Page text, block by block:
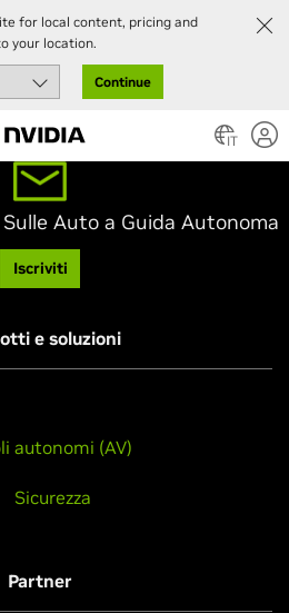
for local content, pricing and
your location.
Continue
IT
Auto a Guida Autonoma
Iscriviti
e soluzioni
autonomi (AV)
Sicurezza
Partner